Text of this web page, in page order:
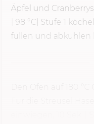
Äpfel und
| 98 °C| Stufe 1
füllen und abkühlen